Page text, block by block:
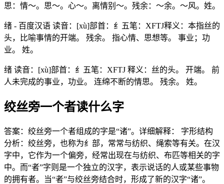
思：情～。思～。心～。离情别～。残余：～余。～风。姓。
绪 - 百度汉语 读音：[xù]部首：纟五笔：XFTJ释义：本指丝的
头，比喻事情的开端。 残余。 指心情、思想等。 事业；功
业。 姓。
绪 读音：[xù]部首：纟五笔：XFTJ 释义：丝的头。 开端。 前
人未完成的事业，功业。 连绵不断的情思。 残余。 姓。
绞丝旁一个者读什么字
答案：绞丝旁一个者组成的字是“诸”。详细解释： 字形结构
分析：绞丝旁，也称为纟部，常常与纺织、绳索等有关。在汉
字中，它作为一个偏旁，经常出现在与纺织、布匹等相关的字
中。而“者”字则是一个独立的汉字，表示说话的人或某些事物
的拥有者。当“者”与绞丝旁结合时，形成了新的汉字“诸”。